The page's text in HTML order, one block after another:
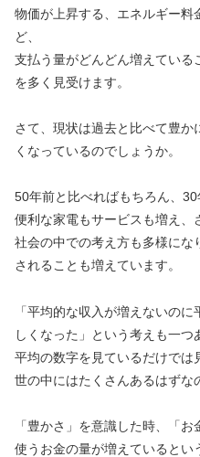
物価が上昇する、エネルギー料
ど、
支払う量がどんどん増えている
を多く見受けます。
さて、現状は過去と比べて豊か
くなっているのでしょうか。
50年前と比べればもちろん、30
便利な家電もサービスも増え、
社会の中での考え方も多様にな
されることも増えています。
「平均的な収入が増えないの
しくなった」という考えも一つ
平均の数字を見ているだけでは
世の中にはたくさんあるはずな
「豊かさ」を意識した時、「お
使うお金の量が増えているとい